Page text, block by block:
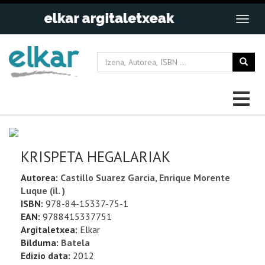
KRISPETA HEGALARIAK
Autorea: Castillo Suarez Garcia, Enrique Morente
Luque (il. )
ISBN: 978-84-15337-75-1
EAN: 9788415337751
Argitaletxea: Elkar
Bilduma: Batela
Edizio data: 2012